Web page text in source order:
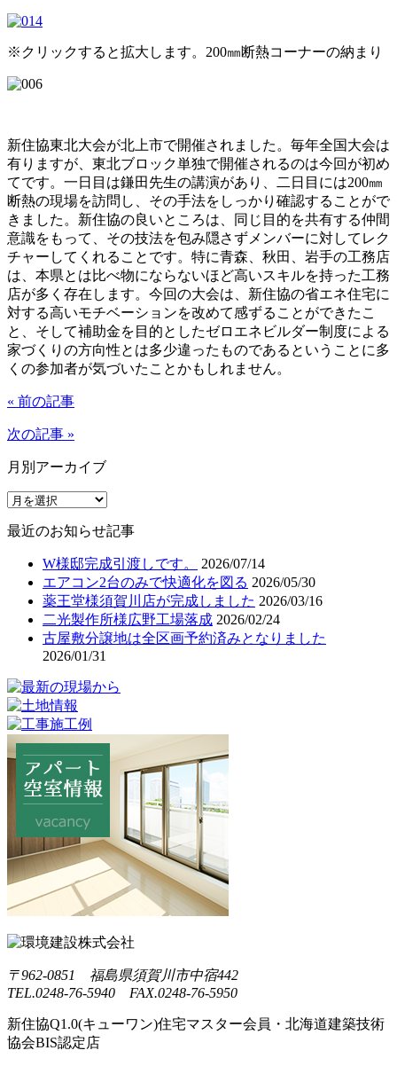
※クリックすると拡大します。200㎜断熱コーナーの納まり
新住協東北大会が北上市で開催されました。毎年全国大会は
有りますが、東北ブロック単独で開催されるのは今回が初め
てです。一日目は鎌田先生の講演があり、二日目には200㎜
断熱の現場を訪問し、その手法をしっかり確認することがで
きました。新住協の良いところは、同じ目的を共有する仲間
意識をもって、その技法を包み隠さずメンバーに対してレク
チャーしてくれることです。特に青森、秋田、岩手の工務店
は、本県とは比べ物にならないほど高いスキルを持った工務
店が多く存在します。今回の大会は、新住協の省エネ住宅に
対する高いモチベーションを改めて感ずることができたこ
と、そして補助金を目的としたゼロエネビルダー制度による
家づくりの方向性とは多少違ったものであるということに多
くの参加者が気づいたことかもしれません。
« 前の記事
次の記事 »
月別アーカイブ
最近のお知らせ記事
W様邸完成引渡しです。
2026/07/14
エアコン2台のみで快適化を図る 2026/05/30
薬王堂様須賀川店が完成しました 2026/03/16
二光製作所様広野工場落成 2026/02/24
古屋敷分譲地は全区画予約済みとなりました
2026/01/31
〒962-0851 福島県須賀川市中宿442
TEL.0248-76-5940 FAX.0248-76-5950
新住協Q1.0(キューワン)住宅マスター会員・北海道建築技術
協会BIS認定店